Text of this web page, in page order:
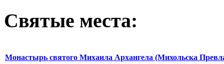
Святые места:
Монастырь святого Михаила Архангела (Михольска